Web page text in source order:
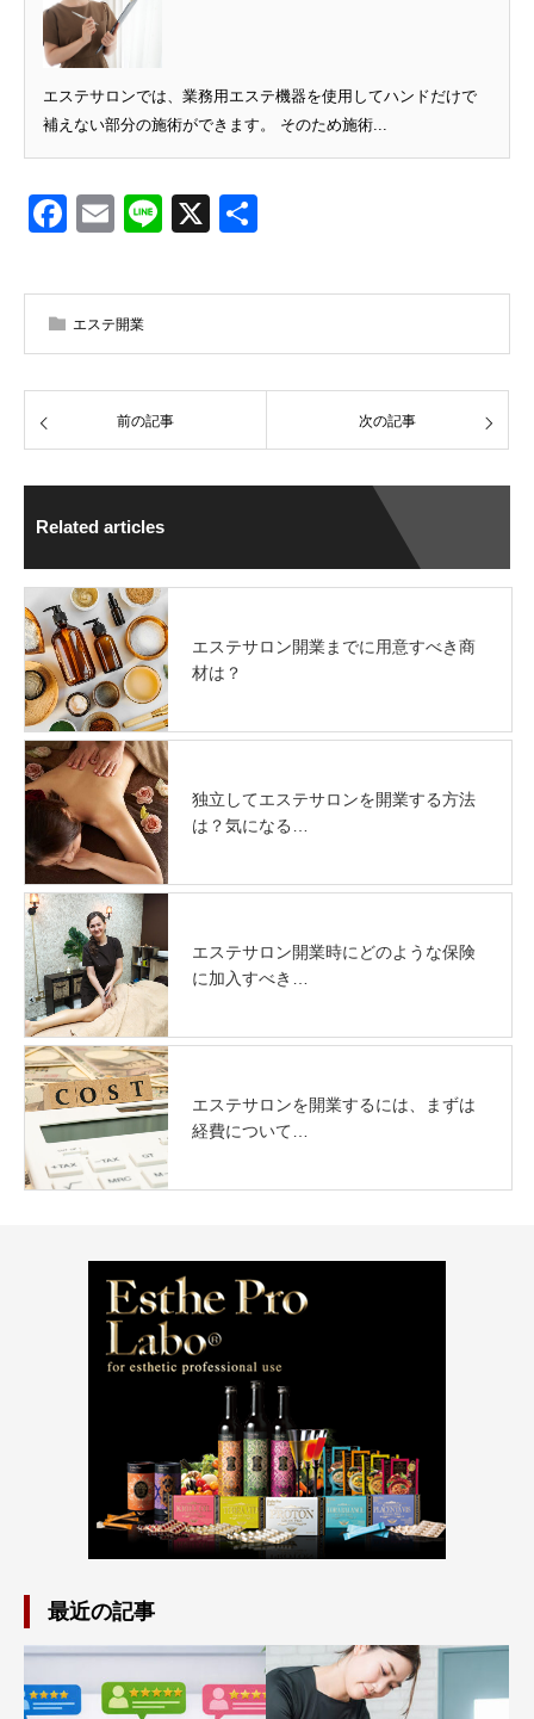
エステサロンでは、業務用エステ機器を使用してハンドだけで
補えない部分の施術ができます。 そのため施術...
Facebook
Email
Line
X
エステ開業
前の記事 次の記事
Related articles
エステサロン開業までに用意すべき商
材は？
独立してエステサロンを開業する方法
は？気になる…
エステサロン開業時にどのような保険
に加入すべき…
エステサロンを開業するには、まずは
経費について…
最近の記事